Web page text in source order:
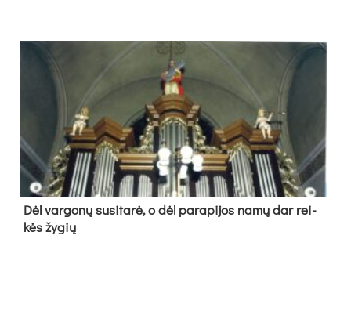
Dėl var­go­nų su­si­ta­rė, o dėl pa­ra­pi­jos na­mų dar rei­
kės žy­gių